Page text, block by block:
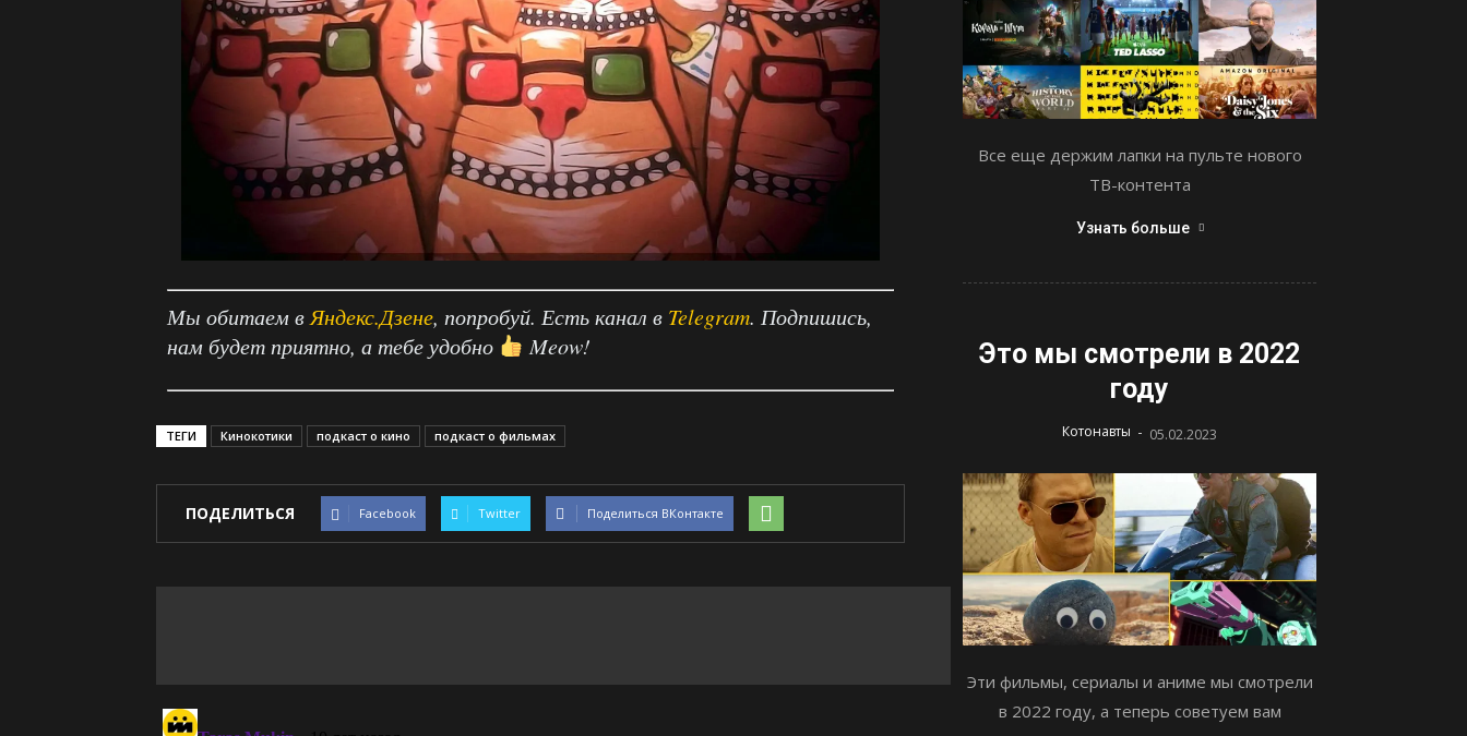
Мы обитаем в Яндекс.Дзене, попробуй. Есть канал в Telegram. Подпишись,
нам будет приятно, а тебе удобно
Meow!
ТЕГИ Кинокотики подкаст о кино подкаст о фильмах
ПОДЕЛИТЬСЯ Facebook Twitter Поделиться ВКонтакте
Все еще держим лапки на пульте нового
ТВ-контента
Узнать больше
Это мы смотрели в 2022
году
Котонавты - 05.02.2023
Эти фильмы, сериалы и аниме мы смотрели
в 2022 году, а теперь советуем вам